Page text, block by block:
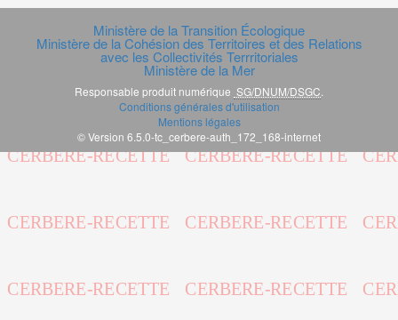
Ministère de la Transition Écologique
Ministère de la Cohésion des Territoires et des Relations
avec les Collectivités Terrritoriales
Ministère de la Mer
Responsable produit numérique SG/DNUM/DSGC.
Conditions générales d'utilisation
Mentions légales
© Version 6.5.0-tc_cerbere-auth_172_168-internet